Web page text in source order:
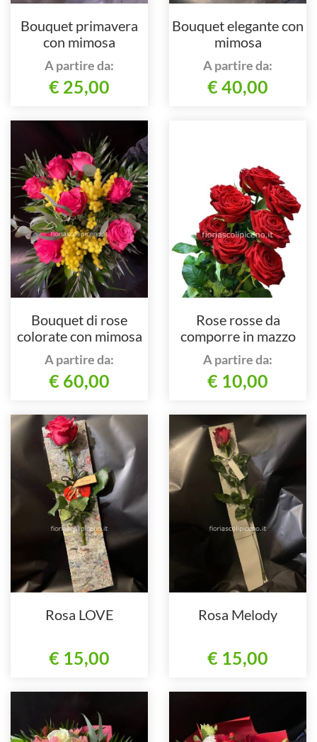
Bouquet primavera
con mimosa
A partire da:
€ 25,00
Bouquet elegante con
mimosa
A partire da:
€ 40,00
Bouquet di rose
colorate con mimosa
A partire da:
€ 60,00
Rose rosse da
comporre in mazzo
per numero di steli.
A partire da:
€ 10,00
Rosa LOVE
€ 15,00
Rosa Melody
€ 15,00